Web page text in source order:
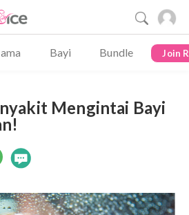
Bayi Bundle Join
Mengintai Bayi